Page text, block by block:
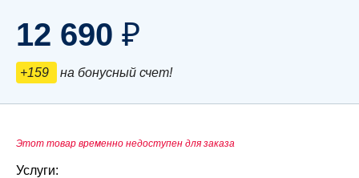
12 690 ₽
+159 на бонусный счет!
Этот товар временно недоступен для заказа
Услуги: